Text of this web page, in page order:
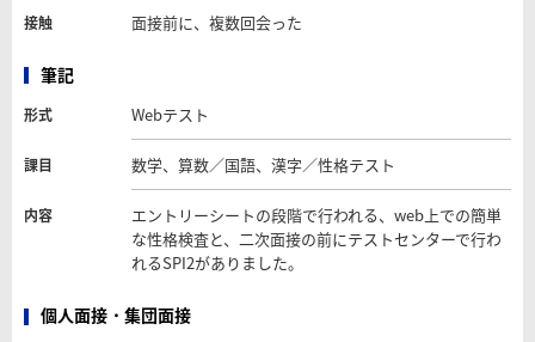
接触 面接前に、複数回会った
筆記
形式 Webテスト
課目 数学、算数／国語、漢字／性格テスト
内容
エントリーシートの段階で行われる、web上での簡単
な性格検査と、二次面接の前にテストセンターで行わ
れるSPI2がありました。
個人面接・集団面接